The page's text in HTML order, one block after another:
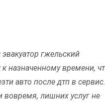
эвакуатор гжельский
к назначенному времени,
авто после дтп в сервис.
вовремя, лишних услуг не